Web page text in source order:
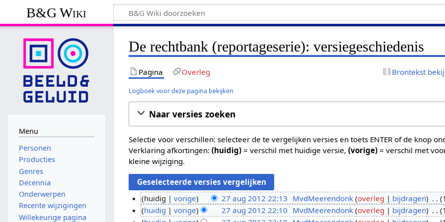
B&G Wiki
De rechtbank (reportageserie): versiegeschiedenis
Pagina Overleg Brontekst
Logboek voor deze pagina bekijken
Naar versies zoeken
Selectie voor verschillen: selecteer de te vergelijken versies en toets ENTER of de knop
Verklaring afkortingen:(huidig) = verschil met huidige versie,(vorige) = verschil met
kleine wijziging.
2
huidig vorige 27 aug 2012 22:13 MvdMeerendonk overleg bijdragen
G
e
huidig vorige 27 aug 2012 22:10 MvdMeerendonk overleg bijdragen
Menu
Personen
Producties
Genres
Decennia
Onderwerpen
Recente wijzigingen
Willekeurige pagina